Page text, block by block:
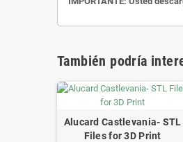
También podría
Alucard Castlevania- STL
Files for 3D Print